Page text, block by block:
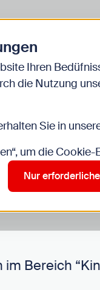
“Kinder”
Bereich
Ihren
die Nutzung
Sie in
um die
Nur